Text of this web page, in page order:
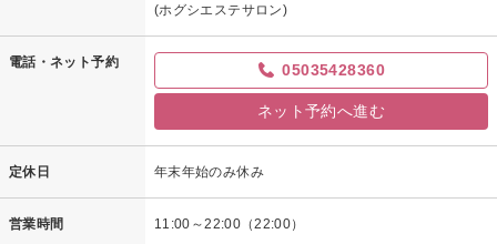
(ホグシエステサロン)
電話・ネット予約 05035428360
ネット予約へ進む
定休日 年末年始のみ休み
営業時間 11:00～22:00（22:00）